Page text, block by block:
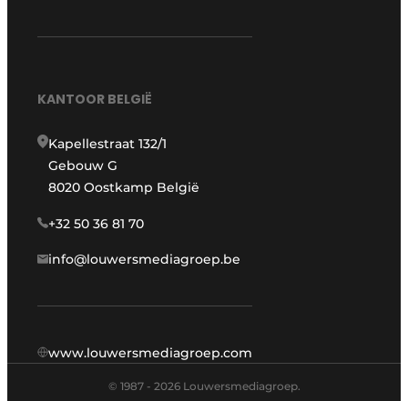
KANTOOR BELGIË
Kapellestraat 132/1
Gebouw G
8020 Oostkamp België
+32 50 36 81 70
info@louwersmediagroep.be
www.louwersmediagroep.com
© 1987 - 2026 Louwersmediagroep.